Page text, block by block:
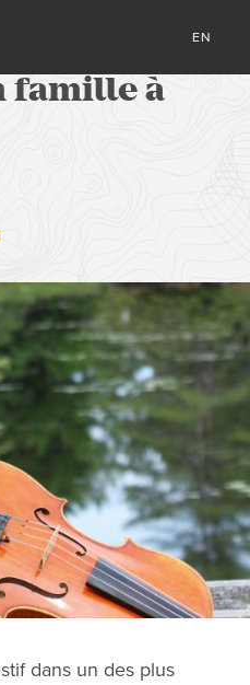
EN
famille à
dans un des plus